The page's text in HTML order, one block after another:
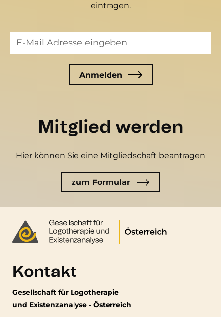
eintragen.
Mitglied werden
Hier können Sie eine Mitgliedschaft beantragen
zum Formular
Kontakt
Gesellschaft für Logotherapie
und Existenzanalyse - Österreich